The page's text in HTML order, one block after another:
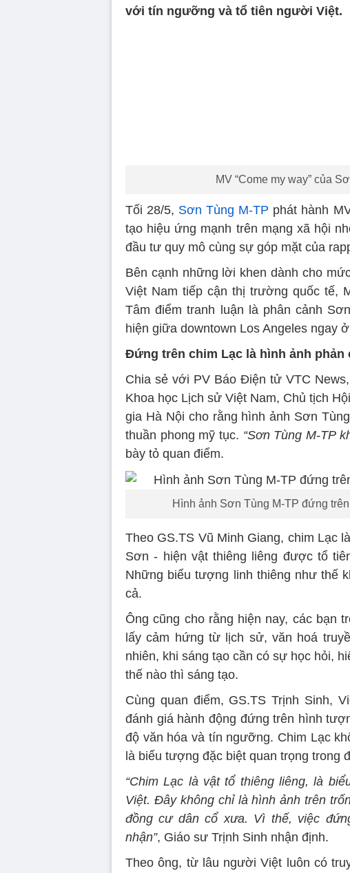
với tín ngưỡng và tổ tiên người Việt.
MV “Come my way” của
Tối 28/5, Sơn Tùng M-TP phát hành
tạo hiệu ứng mạnh trên mạng xã hội
đầu tư quy mô cùng sự góp mặt của
Bên cạnh những lời khen dành cho
Việt Nam tiếp cận thị trường quốc tế,
Tâm điểm tranh luận là phân cảnh
hiện giữa downtown Los Angeles ngay
Đứng trên chim Lạc là hình ảnh phản
Chia sẻ với PV Báo Điện tử VTC
Khoa học Lịch sử Việt Nam, Chủ tịch
gia Hà Nội cho rằng hình ảnh Sơn
thuần phong mỹ tục. “Sơn Tùng M-TP
bày tỏ quan điểm.
Hình ảnh Sơn Tùng M-TP đứng
Theo GS.TS Vũ Minh Giang, chim Lạc
Sơn - hiện vật thiêng liêng được tổ
Những biểu tượng linh thiêng như thế
cả.
Ông cũng cho rằng hiện nay, các bạn
lấy cảm hứng từ lịch sử, văn hoá
nhiên, khi sáng tạo cần có sự học hỏi,
thế nào thì sáng tạo.
Cùng quan điểm, GS.TS Trịnh Sinh,
đánh giá hành động đứng trên hình
độ văn hóa và tín ngưỡng. Chim Lạc
là biểu tượng đặc biệt quan trọng trong
“Chim Lạc là vật tổ thiêng liêng, là
Việt. Đây không chỉ là hình ảnh trên
đồng cư dân cổ xưa. Vì thế, việc
nhận”, Giáo sư Trịnh Sinh nhận định.
Theo ông, từ lâu người Việt luôn có